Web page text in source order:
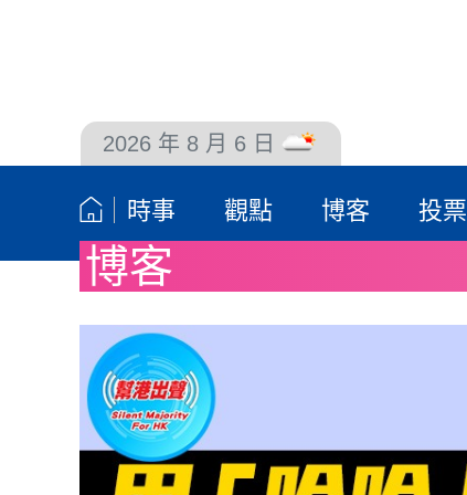
2026 年 8 月 6 日
時事 觀點 博客 投票
博客